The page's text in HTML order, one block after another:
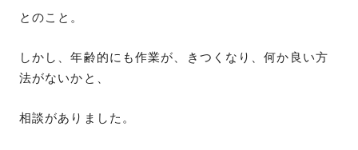
とのこと。
しかし、年齢的にも作業が、きつくなり、何か良い方
法がないかと、
相談がありました。